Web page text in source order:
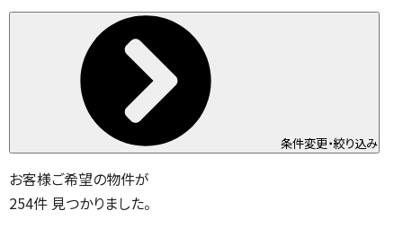
条件変更・絞り込み
お客様ご希望の物件が
254件 見つかりました。